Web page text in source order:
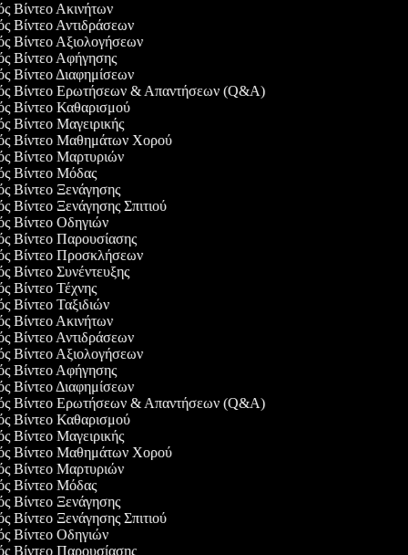
Βίντεο Ακινήτων
Βίντεο Αντιδράσεων
Βίντεο Αξιολογήσεων
Βίντεο Αφήγησης
Βίντεο Διαφημίσεων
Βίντεο Ερωτήσεων & Απαντήσεων (Q&A)
Βίντεο Καθαρισμού
Βίντεο Μαγειρικής
Βίντεο Μαθημάτων Χορού
Βίντεο Μαρτυριών
Βίντεο Μόδας
Βίντεο Ξενάγησης
Βίντεο Ξενάγησης Σπιτιού
Βίντεο Οδηγιών
Βίντεο Παρουσίασης
Βίντεο Προσκλήσεων
Βίντεο Συνέντευξης
Βίντεο Τέχνης
Βίντεο Ταξιδιών
Βίντεο Ακινήτων
Βίντεο Αντιδράσεων
Βίντεο Αξιολογήσεων
Βίντεο Αφήγησης
Βίντεο Διαφημίσεων
Βίντεο Ερωτήσεων & Απαντήσεων (Q&A)
Βίντεο Καθαρισμού
Βίντεο Μαγειρικής
Βίντεο Μαθημάτων Χορού
Βίντεο Μαρτυριών
Βίντεο Μόδας
Βίντεο Ξενάγησης
Βίντεο Ξενάγησης Σπιτιού
Βίντεο Οδηγιών
Βίντεο Παρουσίασης